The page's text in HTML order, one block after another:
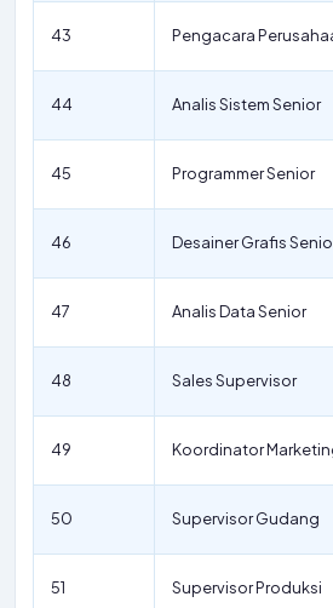
43 Pengacara
44 Analis Sistem Senior
45 Programmer Senior
46 Desainer Grafis
47 Analis Data Senior
48 Sales Supervisor
49 Koordinator
50 Supervisor Gudang
51 Supervisor Produksi